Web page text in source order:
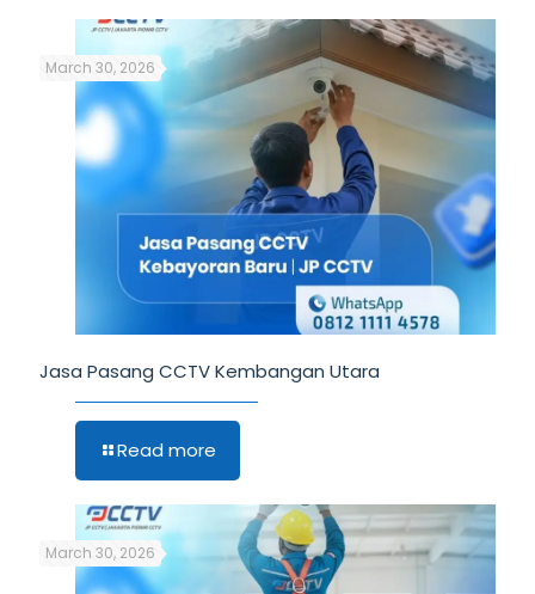
March 30, 2026
Jasa Pasang CCTV Kembangan Utara
Read more
March 30, 2026